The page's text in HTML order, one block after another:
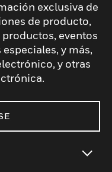
exclusiva de
de producto,
eventos
y más,
y otras